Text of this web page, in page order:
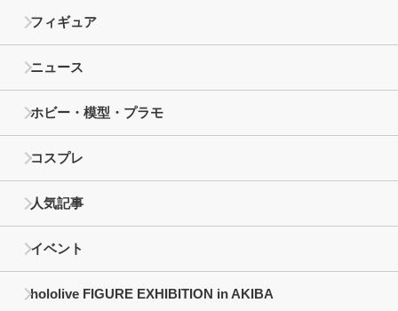
フィギュア
ニュース
ホビー・模型・プラモ
コスプレ
人気記事
イベント
hololive FIGURE EXHIBITION in AKIBA